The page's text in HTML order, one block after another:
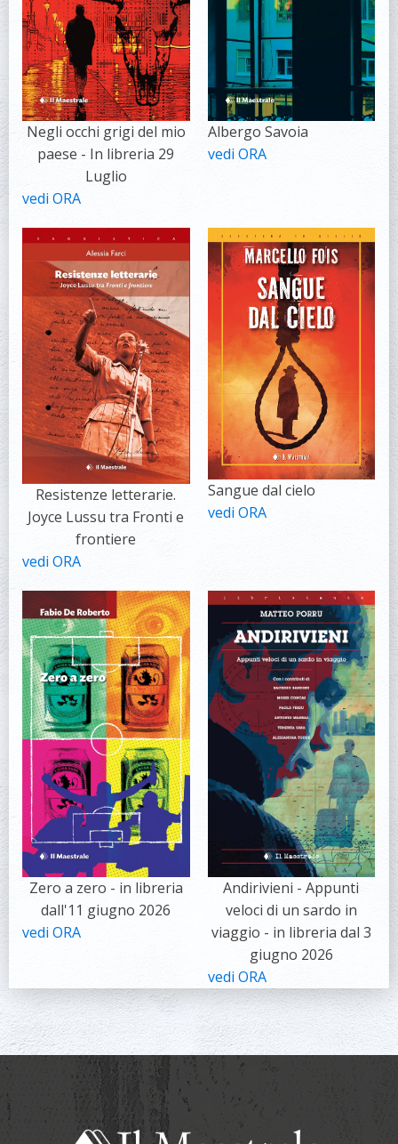
Negli occhi grigi del mio
paese - In libreria 29
Luglio
vedi ORA
Albergo Savoia
vedi ORA
Resistenze letterarie.
Joyce Lussu tra Fronti e
frontiere
vedi ORA
Sangue dal cielo
vedi ORA
Zero a zero - in libreria
dall'11 giugno 2026
vedi ORA
Andirivieni - Appunti
veloci di un sardo in
viaggio - in libreria dal 3
giugno 2026
vedi ORA